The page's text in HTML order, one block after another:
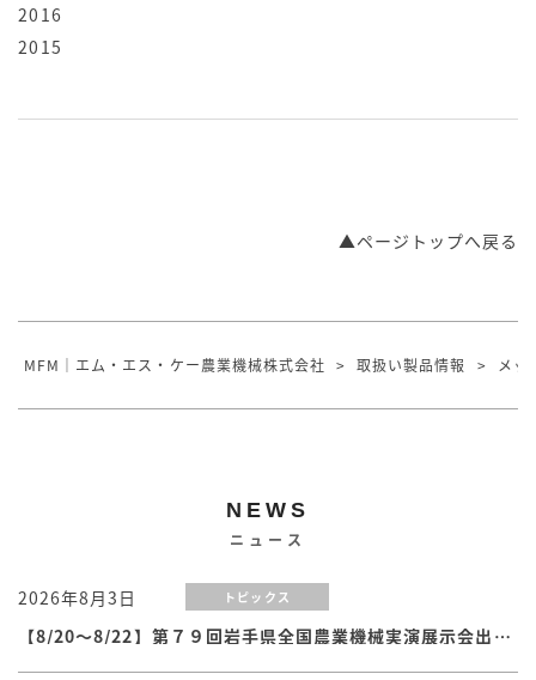
2016
2015
▲ページトップへ戻る
MFM｜エム・エス・ケー農業機械株式会社 > 取扱い製品情報 > メッ
NEWS
ニュース
2026年8月3日 トピックス
【8/20～8/22】第７９回岩手県全国農業機械実演展示会出展のお知らせ